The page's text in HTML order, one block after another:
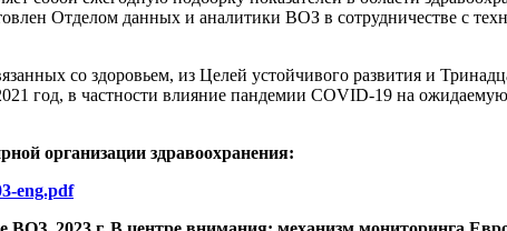
Отделом данных и аналитики ВОЗ в сотрудничестве с
со здоровьем, из Целей устойчивого развития и
год, в частности влияние пандемии COVID-19 на
организации здравоохранения:
eng.pdf